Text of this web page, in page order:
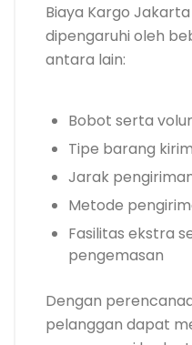
Biaya Kargo
dipengaruhi oleh
antara lain:
Bobot serta
Tipe barang
Jarak
Metode
Fasilitas ekstra
pengemasan
Dengan
pelanggan dapat